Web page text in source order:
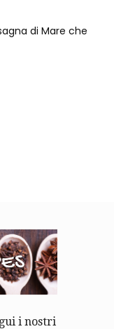
di Mare che
i nostri